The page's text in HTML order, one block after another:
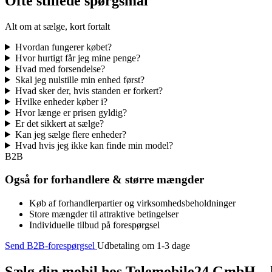
Alt om at sælge, kort fortalt
Hvordan fungerer købet?
Hvor hurtigt får jeg mine penge?
Hvad med forsendelse?
Skal jeg nulstille min enhed først?
Hvad sker der, hvis standen er forkert?
Hvilke enheder køber i?
Hvor længe er prisen gyldig?
Er det sikkert at sælge?
Kan jeg sælge flere enheder?
Hvad hvis jeg ikke kan finde min model?
B2B
Også for forhandlere & større mængder
Køb af forhandlerpartier og virksomhedsbeholdninger
Store mængder til attraktive betingelser
Individuelle tilbud på forespørgsel
Send B2B-forespørgsel Udbetaling om 1-3 dage